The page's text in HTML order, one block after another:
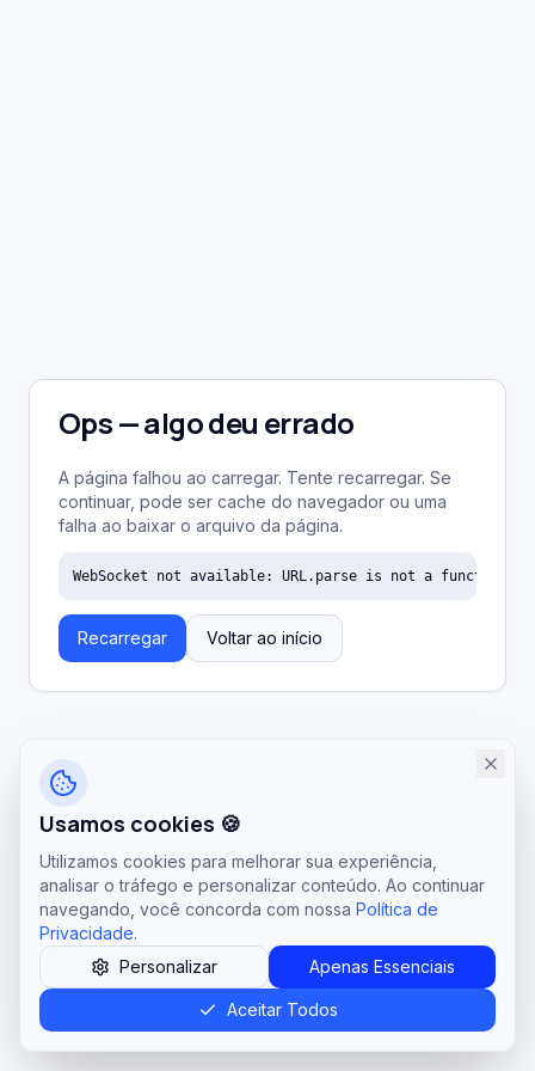
Ops — algo deu errado
A página falhou ao carregar. Tente recarregar. Se
continuar, pode ser cache do navegador ou uma
falha ao baixar o arquivo da página.
WebSocket not available: URL.parse is not a function
Recarregar Voltar ao início
Usamos cookies 🍪
Utilizamos cookies para melhorar sua experiência,
analisar o tráfego e personalizar conteúdo. Ao continuar
navegando, você concorda com nossa Política de
Privacidade.
Personalizar
Apenas Essenciais
Aceitar Todos